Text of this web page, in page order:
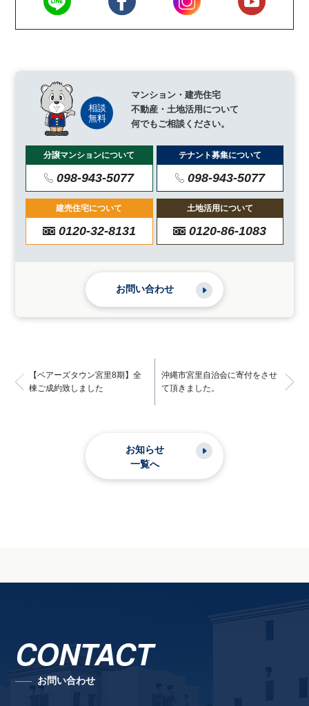
マンション・建売住宅
不動産・土地活用について
何でもご相談ください。
分譲マンションについて
098-943-5077
テナント募集について
098-943-5077
建売住宅について
0120-32-8131
土地活用について
0120-86-1083
お問い合わせ
【ベアーズタウン宮里8期】全
棟ご成約致しました
沖縄市宮里自治会に寄付をさせ
て頂きました。
お知らせ
一覧へ
CONTACT
お問い合わせ